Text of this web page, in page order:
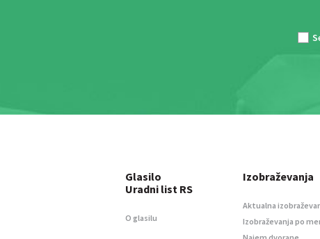
Glasilo
Uradni list RS
O glasilu
Izobraževanja
Aktualna
Izobraževanja po